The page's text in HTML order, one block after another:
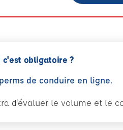
obligatoire ?
de conduire en ligne.
d'évaluer le volume et le